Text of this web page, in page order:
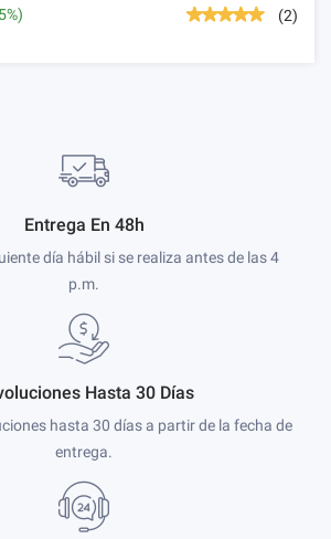
(2)
Entrega En 48h
día hábil si se realiza antes de las 4
p.m.
Hasta 30 Días
hasta 30 días a partir de la fecha de
entrega.